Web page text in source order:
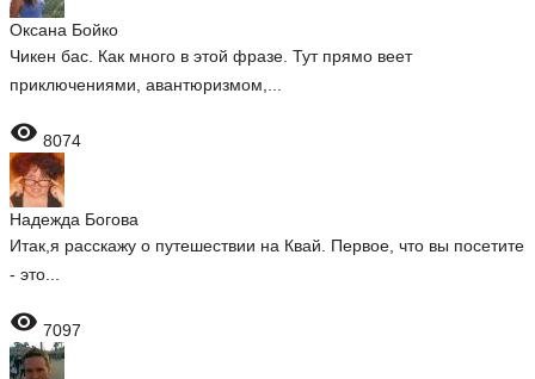
Оксана Бойко
Чикен бас. Как много в этой фразе. Тут прямо веет
приключениями, авантюризмом,...
 8074
Надежда Богова
Итак,я расскажу о путешествии на Квай. Первое, что вы посетите
- это...
 7097